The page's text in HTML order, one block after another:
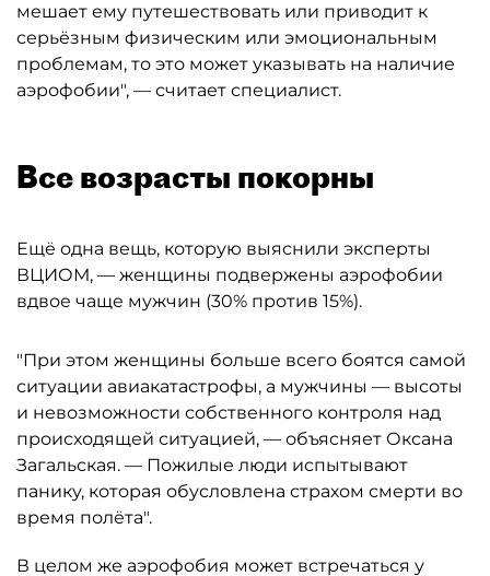
мешает ему путешествовать или приводит к
серьёзным физическим или эмоциональным
проблемам, то это может указывать на наличие
аэрофобии", — считает специалист.
Все возрасты покорны
Ещё одна вещь, которую выяснили эксперты
ВЦИОМ, — женщины подвержены аэрофобии
вдвое чаще мужчин (30% против 15%).
"При этом женщины больше всего боятся самой
ситуации авиакатастрофы, а мужчины — высоты
и невозможности собственного контроля над
происходящей ситуацией, — объясняет Оксана
Загальская. — Пожилые люди испытывают
панику, которая обусловлена страхом смерти во
время полёта".
В целом же аэрофобия может встречаться у